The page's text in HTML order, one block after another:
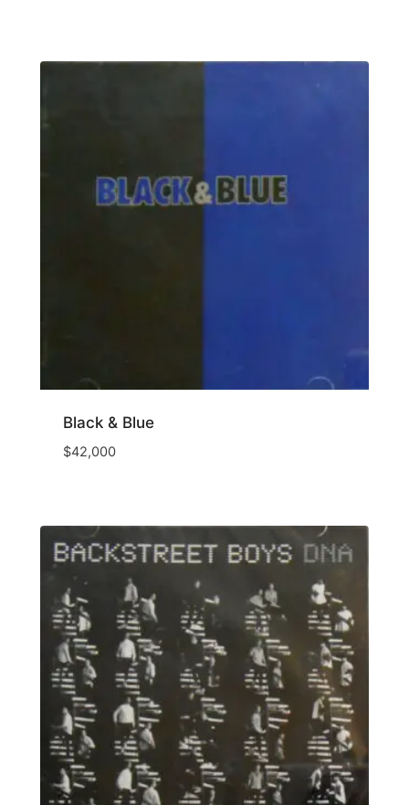
Black & Blue
$42,000